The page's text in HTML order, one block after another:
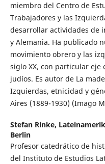
miembro del Centro de
Trabajadores y las
desarrollar actividades de
y Alemania. Ha publicado
movimiento obrero y las
siglo XX, con particular
judíos. Es autor de La
Izquierdas, etnicidad y
Aires (1889-1930) (Imago
Stefan Rinke,
Berlin
Profesor catedrático de
del Instituto de Estudios